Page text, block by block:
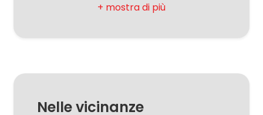
CAP: 44123
Bagni: 1
Nelle vicinanze